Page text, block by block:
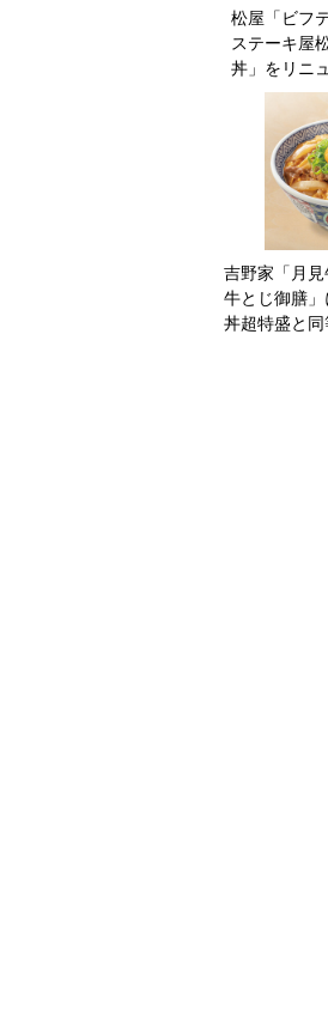
松屋「ビフ
ステーキ屋
丼」をリニ
吉野家「月
牛とじ御膳」
丼超特盛と